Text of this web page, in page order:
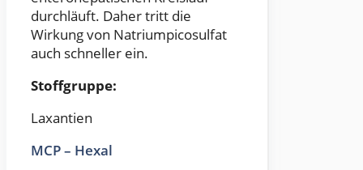
durchläuft. Daher tritt die
Wirkung von Natriumpicosulfat
auch schneller ein.
Stoffgruppe:
Laxantien
MCP – Hexal